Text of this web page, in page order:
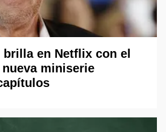
en Netflix con el
miniserie